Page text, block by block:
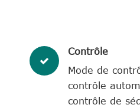
Contrôle
Mode de
contrôle
contrôle de